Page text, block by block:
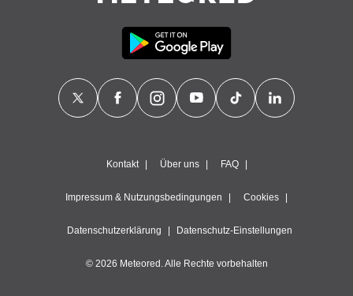
Kontakt Über uns FAQ
Impressum & Nutzungsbedingungen Cookies
Datenschutzerklärung Datenschutz-Einstellungen
© 2026 Meteored. Alle Rechte vorbehalten